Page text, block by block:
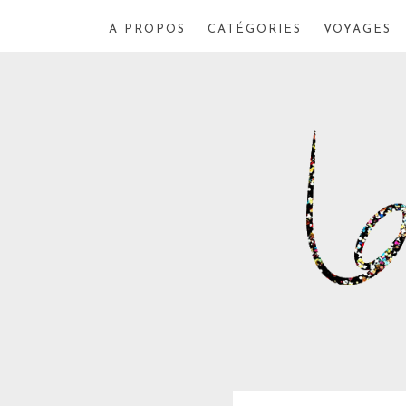
A PROPOS CATÉGORIES VOYAGES